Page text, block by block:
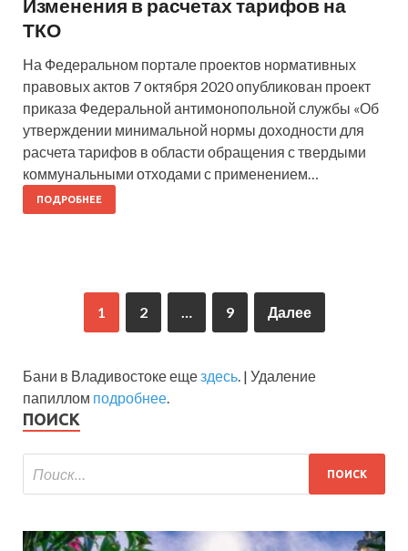
Изменения в расчетах тарифов на
ТКО
На Федеральном портале проектов нормативных
правовых актов 7 октября 2020 опубликован проект
приказа Федеральной антимонопольной службы «Об
утверждении минимальной нормы доходности для
расчета тарифов в области обращения с твердыми
коммунальными отходами с применением…
ПОДРОБНЕЕ
1 2 … 9 Далее
Бани в Владивостоке ещездесь. | Удаление
папиллом подробнее.
ПОИСК